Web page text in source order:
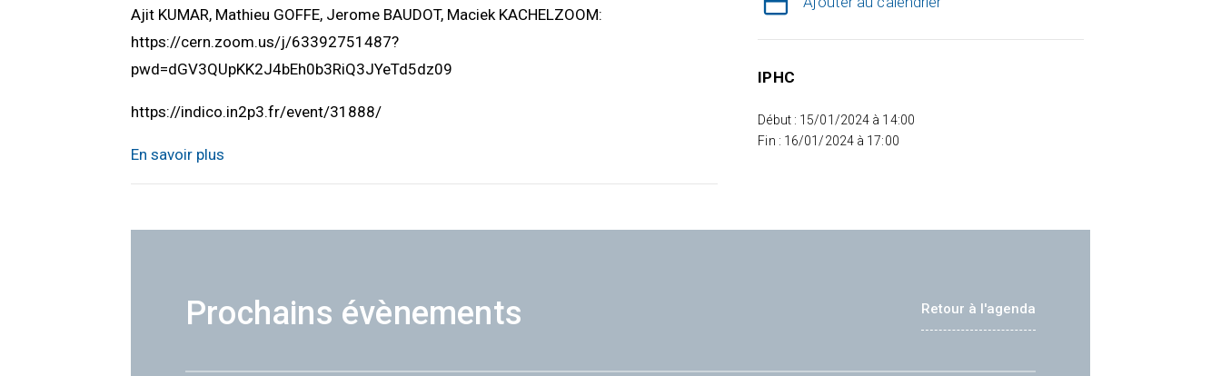
Ajit KUMAR, Mathieu GOFFE, Jerome BAUDOT, Maciek KACHELZOOM:
https://cern.zoom.us/j/63392751487?
pwd=dGV3QUpKK2J4bEh0b3RiQ3JYeTd5dz09
https://indico.in2p3.fr/event/31888/
En savoir plus
IPHC
Début : 15/01/2024 à 14:00
Fin : 16/01/2024 à 17:00
Prochains évènements Retour à l'agenda